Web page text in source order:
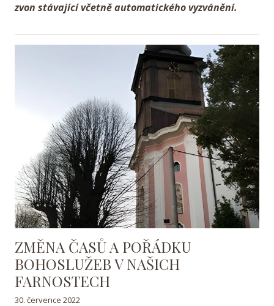
zvon stávající včetně automatického vyzvánění.
ZMĚNA ČASŮ A POŘÁDKU
BOHOSLUŽEB V NAŠICH
FARNOSTECH
30. července 2022